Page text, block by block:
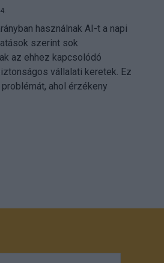
használnak AI-t a napi
szerint sok
az ehhez kapcsolódó
vállalati keretek. Ez
ahol érzékeny